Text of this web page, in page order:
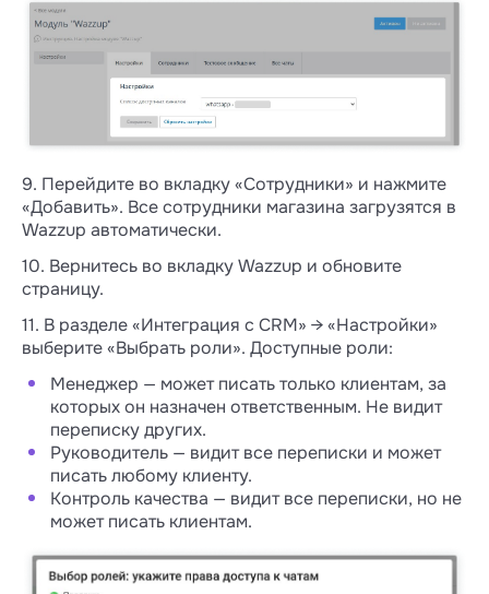
9. Перейдите во вкладку «Сотрудники» и нажмите
«Добавить». Все сотрудники магазина загрузятся в
Wazzup автоматически.
10. Вернитесь во вкладку Wazzup и обновите
страницу.
11. В разделе «Интеграция с CRM» → «Настройки»
выберите «Выбрать роли». Доступные роли:
Менеджер — может писать только клиентам, за
которых он назначен ответственным. Не видит
переписку других.
Руководитель — видит все переписки и может
писать любому клиенту.
Контроль качества — видит все переписки, но не
может писать клиентам.